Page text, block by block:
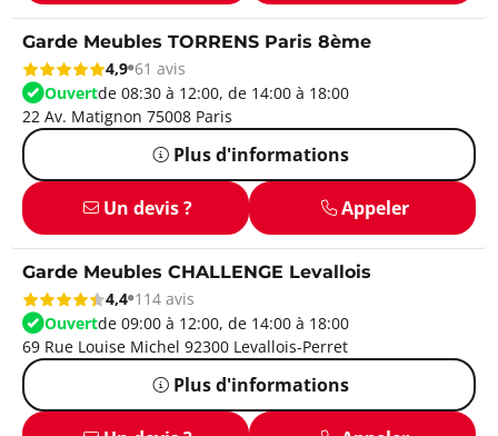
Garde Meubles TORRENS Paris 8ème
4,9 61 avis
Ouvertde 08:30 à 12:00, de 14:00 à 18:00
22 Av. Matignon 75008 Paris
Plus d'informations
Un devis ? Appeler
Garde Meubles CHALLENGE Levallois
4,4 114 avis
Ouvertde 09:00 à 12:00, de 14:00 à 18:00
69 Rue Louise Michel 92300 Levallois-Perret
Plus d'informations